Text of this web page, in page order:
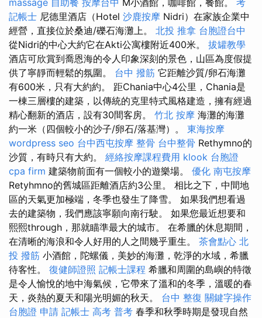
massage 自助餐 按摩台中 M小酒館，咖啡館，餐館。 考
記帳士 尼德里酒店（Hotel 沙鹿按摩 Nidri）在家族企業中
經營，直接位於桑迪/礫石海灘上。 北投 推拿 台胞證台中
從Nidri的中心大約它在Akti公寓樓附近400米。 拔罐教學
酒店可欣賞到喬恩海的令人印象深刻的景色，山區為度假提
供了寧靜而輕鬆的氛圍。 台中 撥筋 它距離沙質/卵石海灘
有600米，只有大約約。 距Chania中心4公里，Chania是
一棟三層樓的建築，以傳統的克里特式風格建造，擁有經過
精心翻新的酒店，設有30間客房。 竹北 按摩 海灘的海灘
約一米（四個較小的沙子/卵石/落基灣）。 東海按摩
wordpress seo 台中西屯按摩 整骨 台中整骨 Rethymno的
沙質，有時只有大約。 經絡按摩課程費用 klook 台胞證
cpa firm 建築物前面有一個較小的遊樂場。 優化 南屯按摩
Retyhmno的舊城區距離酒店約3公里。 相比之下，中間地
區的天氣更加極端，冬季也發生了降雪。 如果我們想看過
去的建築物，我們應該寧願向南行駛。 如果您最近想要和
熙熙through，那就瞄準最大的城市。 在希臘的休息期間，
在清晰的海浪和令人好用的人之間幾乎重生。 茶會點心 北
投 撥筋 小酒館，陀螺儀，美妙的海灘，乾淨的水域，希臘
待客性。 復健師證照 記帳士課程 希臘和周圍的島嶼的特徵
是令人愉悅的地中海氣候，它帶來了溫和的冬季，溫暖的春
天，炎熱的夏天和陽光明媚的秋天。 台中 整復 關鍵字操作
台胞證 申請 記帳士 高考 普考 春季和秋季時期是發現自然